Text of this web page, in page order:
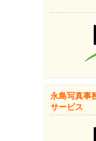
永島写真事
サービス